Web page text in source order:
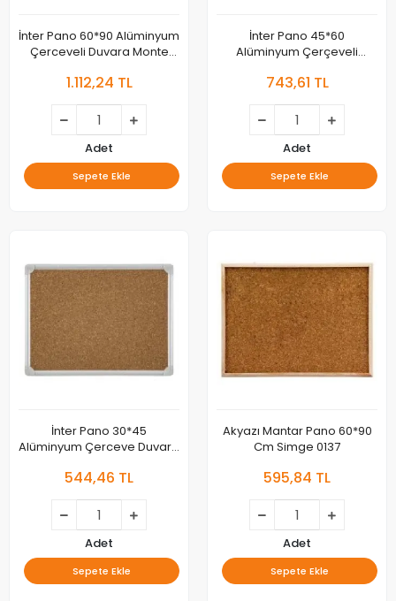
İnter Pano 60*90 Alüminyum
Çerceveli Duvara Monte
1.112,24 TL
Adet
Sepete Ekle
İnter Pano 45*60
Alüminyum Çerçeveli
İnt-515
743,61 TL
Adet
Sepete Ekle
İnter Pano 30*45
Alüminyum Çerceve Duvara
544,46 TL
Adet
Sepete Ekle
Akyazı Mantar Pano 60*90
Cm Simge 0137
595,84 TL
Adet
Sepete Ekle